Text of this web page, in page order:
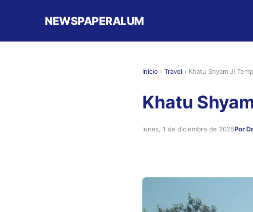
NEWSPAPERALUM
Inicio › Travel › Khatu Shyam Ji
Khatu
lunes, 1 de diciembre de 2025Por